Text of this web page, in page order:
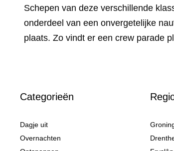
Schepen van deze verschillende
onderdeel van een onvergetelijke
plaats. Zo vindt er een crew parade
Categorieën
Dagje uit
Overnachten